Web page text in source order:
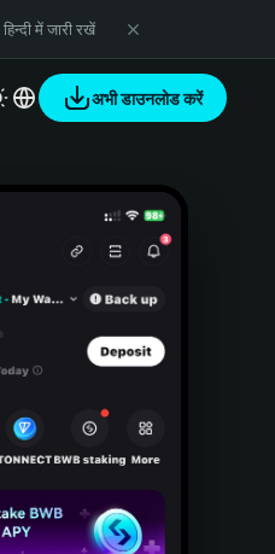
हिन्दी में जारी रखें
अभी डाउनलोड करें